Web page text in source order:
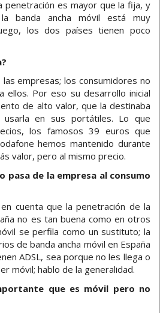
penetración es mayor que la fija, y
banda ancha móvil está muy
los dos países tienen poco
empresas; los consumidores no
ellos. Por eso su desarrollo inicial
de alto valor, que la destinaba
en sus portátiles. Lo que
los famosos 39 euros que
hemos mantenido durante
valor, pero al mismo precio.
pasa de la empresa al consumo
cuenta que la penetración de la
no es tan buena como en otros
se perfila como un sustituto; la
de banda ancha móvil en España
ADSL, sea porque no les llega o
móvil; hablo de la generalidad.
que es móvil pero no